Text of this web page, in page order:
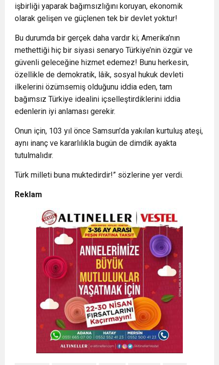
işbirliği yaparak bağımsızlığını koruyan, ekonomik
olarak gelişen ve güçlenen tek bir devlet yoktur!
Bu durumda bir gerçek daha vardır ki; Amerika’nın
methettiği hiç bir siyasi senaryo Türkiye’nin özgür ve
güvenli geleceğine hizmet edemez! Bunu herkesin,
özellikle de demokratik, lâik, sosyal hukuk devleti
ilkelerini özümsemiş olduğunu iddia eden, tam
bağımsız Türkiye idealini içselleştirdiklerini iddia
edenlerin iyi anlaması gerekir.
Onun için, 103 yıl önce Samsun’da yakılan kurtuluş ateşi,
aynı inanç ve kararlılıkla bugün de dimdik ayakta
tutulmalıdır.
Türk milleti buna muktedirdir!” sözlerine yer verdi.
Reklam